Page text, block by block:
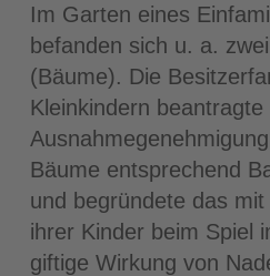
Im Garten eines
befanden sich u. a.
(Bäume). Die
Kleinkindern beantragte
Bäume entsprechend
und begründete das
ihrer Kinder beim Spiel
giftige Wirkung von